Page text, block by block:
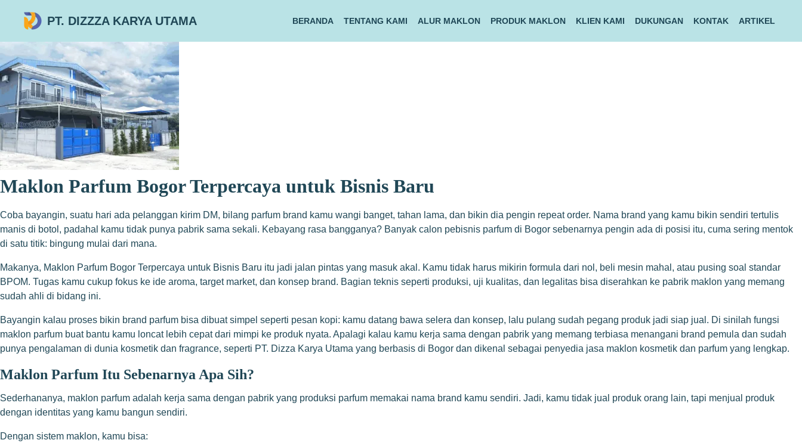
PT. DIZZZA KARYA UTAMA BERANDA TENTANG KAMI ALUR MAKLON PRODUK MAKLON KLIEN KAMI DUKUNGAN KONTAK ARTIKEL
Maklon Parfum Bogor Terpercaya untuk Bisnis Baru
Coba bayangin, suatu hari ada pelanggan kirim DM, bilang parfum brand kamu wangi banget, tahan lama, dan bikin dia pengin repeat order. Nama brand yang kamu bikin sendiri tertulis
manis di botol, padahal kamu tidak punya pabrik sama sekali. Kebayang rasa bangganya? Banyak calon pebisnis parfum di Bogor sebenarnya pengin ada di posisi itu, cuma sering mentok
di satu titik: bingung mulai dari mana.
Makanya, Maklon Parfum Bogor Terpercaya untuk Bisnis Baru itu jadi jalan pintas yang masuk akal. Kamu tidak harus mikirin formula dari nol, beli mesin mahal, atau pusing soal standar
BPOM. Tugas kamu cukup fokus ke ide aroma, target market, dan konsep brand. Bagian teknis seperti produksi, uji kualitas, dan legalitas bisa diserahkan ke pabrik maklon yang memang
sudah ahli di bidang ini.
Bayangin kalau proses bikin brand parfum bisa dibuat simpel seperti pesan kopi: kamu datang bawa selera dan konsep, lalu pulang sudah pegang produk jadi siap jual. Di sinilah fungsi
maklon parfum buat bantu kamu loncat lebih cepat dari mimpi ke produk nyata. Apalagi kalau kamu kerja sama dengan pabrik yang memang terbiasa menangani brand pemula dan sudah
punya pengalaman di dunia kosmetik dan fragrance, seperti PT. Dizza Karya Utama yang berbasis di Bogor dan dikenal sebagai penyedia jasa maklon kosmetik dan parfum yang lengkap.
Maklon Parfum Itu Sebenarnya Apa Sih?
Sederhananya, maklon parfum adalah kerja sama dengan pabrik yang produksi parfum memakai nama brand kamu sendiri. Jadi, kamu tidak jual produk orang lain, tapi menjual produk
dengan identitas yang kamu bangun sendiri.
Dengan sistem maklon, kamu bisa: